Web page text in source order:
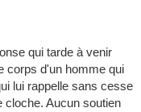
qui tarde à venir
corps d'un homme qui
lui rappelle sans cesse
cloche. Aucun soutien